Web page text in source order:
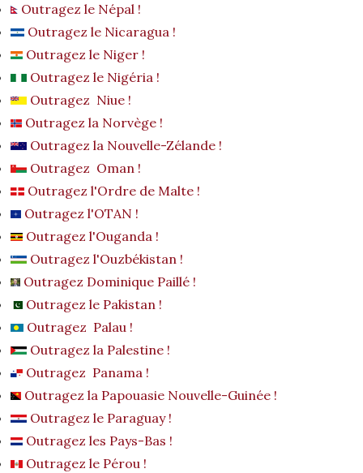
Outragez le Népal !
Outragez le Nicaragua !
Outragez le Niger !
Outragez le Nigéria !
Outragez Niue !
Outragez la Norvège !
Outragez la Nouvelle-Zélande !
Outragez Oman !
Outragez l'Ordre de Malte !
Outragez l'OTAN !
Outragez l'Ouganda !
Outragez l'Ouzbékistan !
Outragez Dominique Paillé !
Outragez le Pakistan !
Outragez Palau !
Outragez la Palestine !
Outragez Panama !
Outragez la Papouasie Nouvelle-Guinée !
Outragez le Paraguay !
Outragez les Pays-Bas !
Outragez le Pérou !